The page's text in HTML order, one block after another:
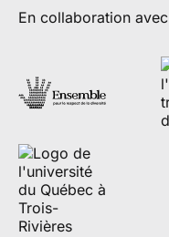
En collaboration avec